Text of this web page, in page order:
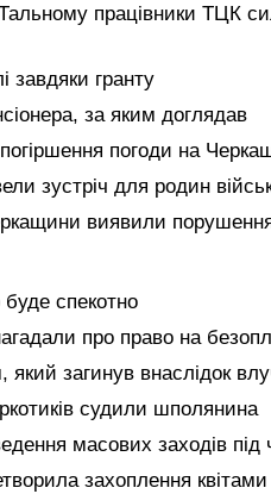
працівники ТЦК
завдяки гранту
за яким доглядав
погоди на
зустріч для родин
виявили порушення
спекотно
про право на
загинув внаслідок
судили шполянина
масових заходів під
захоплення